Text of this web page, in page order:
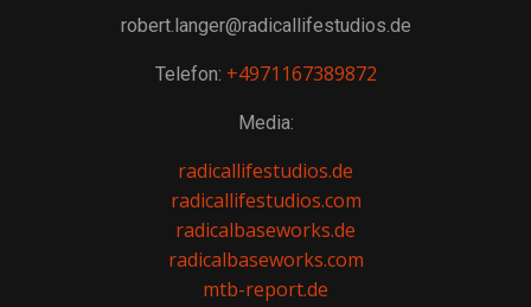
robert.langer@radicallifestudios.de
Telefon: +4971167389872
Media:
radicallifestudios.de
radicallifestudios.com
radicalbaseworks.de
radicalbaseworks.com
mtb-report.de